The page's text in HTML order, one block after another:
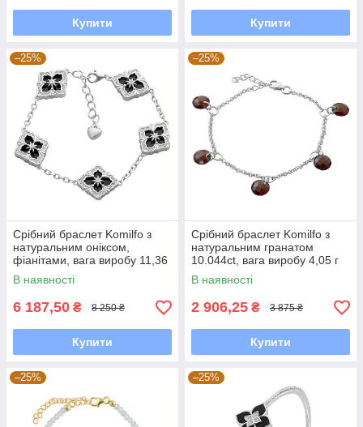
Купити Купити
–25%
Срібний браслет Komilfo з
натуральним оніксом,
фіанітами, вага виробу 11,36
г (2177432) 1720 розмір
В наявності
6 187,50 ₴ 8 250 ₴
Купити
–25%
Срібний браслет Komilfo з
натуральним гранатом
10.044ct, вага виробу 4,05 г
(2163053) 1720 розмір
В наявності
2 906,25 ₴ 3 875 ₴
Купити
–25% –25%